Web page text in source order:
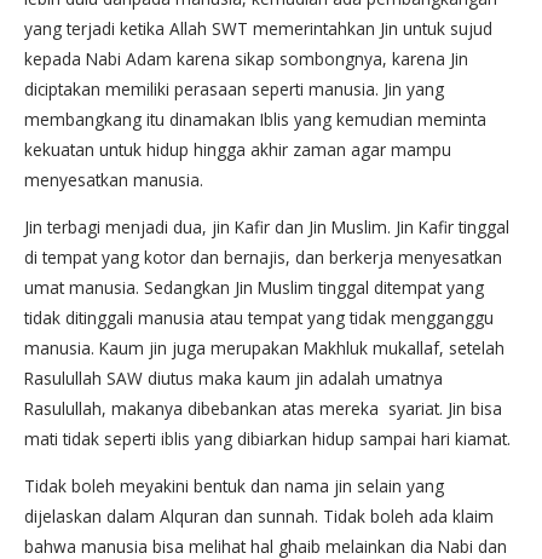
yang terjadi ketika Allah SWT memerintahkan Jin untuk sujud
kepada Nabi Adam karena sikap sombongnya, karena Jin
diciptakan memiliki perasaan seperti manusia. Jin yang
membangkang itu dinamakan Iblis yang kemudian meminta
kekuatan untuk hidup hingga akhir zaman agar mampu
menyesatkan manusia.
Jin terbagi menjadi dua, jin Kafir dan Jin Muslim. Jin Kafir tinggal
di tempat yang kotor dan bernajis, dan berkerja menyesatkan
umat manusia. Sedangkan Jin Muslim tinggal ditempat yang
tidak ditinggali manusia atau tempat yang tidak mengganggu
manusia. Kaum jin juga merupakan Makhluk mukallaf, setelah
Rasulullah SAW diutus maka kaum jin adalah umatnya
Rasulullah, makanya dibebankan atas mereka syariat. Jin bisa
mati tidak seperti iblis yang dibiarkan hidup sampai hari kiamat.
Tidak boleh meyakini bentuk dan nama jin selain yang
dijelaskan dalam Alquran dan sunnah. Tidak boleh ada klaim
bahwa manusia bisa melihat hal ghaib melainkan dia Nabi dan